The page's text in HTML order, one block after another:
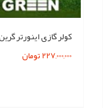
227,000,000 تومان